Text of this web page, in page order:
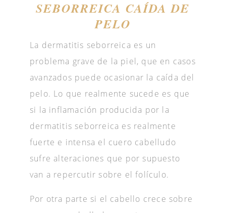
SEBORREICA CAÍDA DE
PELO
La dermatitis seborreica es un
problema grave de la piel, que en casos
avanzados puede ocasionar la caída del
pelo. Lo que realmente sucede es que
si la inflamación producida por la
dermatitis seborreica es realmente
fuerte e intensa el cuero cabelludo
sufre alteraciones que por supuesto
van a repercutir sobre el folículo.
Por otra parte si el cabello crece sobre